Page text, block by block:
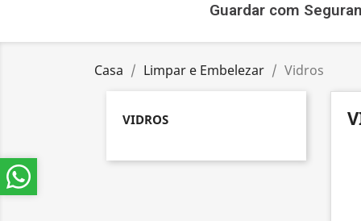
Guardar com
Casa Limpar e Embelezar Vidros
VIDROS